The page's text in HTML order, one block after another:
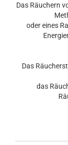
Das Räuchern
oder eines
Das
das